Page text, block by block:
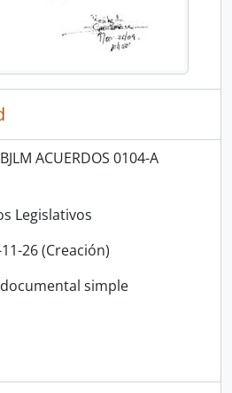
ACUERDOS 0104-A
Legislativos
26 (Creación)
simple